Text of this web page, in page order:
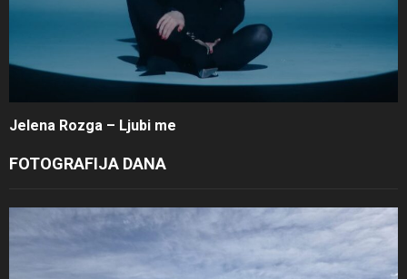
Jelena Rozga – Ljubi me
FOTOGRAFIJA DANA